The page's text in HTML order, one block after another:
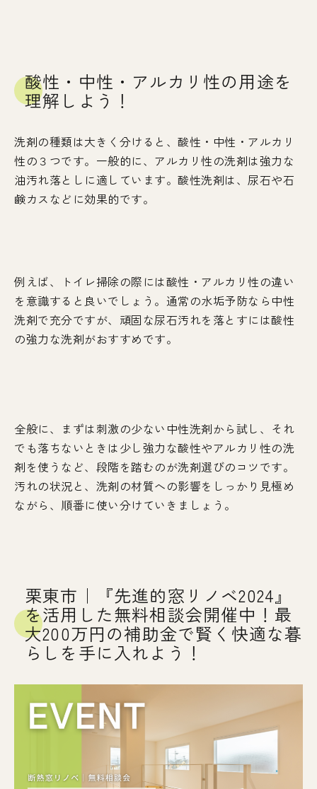
酸性・中性・アルカリ性の用途を
理解しよう！
洗剤の種類は大きく分けると、酸性・中性・アルカリ
性の３つです。一般的に、アルカリ性の洗剤は強力な
油汚れ落としに適しています。酸性洗剤は、尿石や石
鹸カスなどに効果的です。
例えば、トイレ掃除の際には酸性・アルカリ性の違い
を意識すると良いでしょう。通常の水垢予防なら中性
洗剤で充分ですが、頑固な尿石汚れを落とすには酸性
の強力な洗剤がおすすめです。
全般に、まずは刺激の少ない中性洗剤から試し、それ
でも落ちないときは少し強力な酸性やアルカリ性の洗
剤を使うなど、段階を踏むのが洗剤選びのコツです。
汚れの状況と、洗剤の材質への影響をしっかり見極め
ながら、順番に使い分けていきましょう。
栗東市｜『先進的窓リノベ2024』
を活用した無料相談会開催中！最
大200万円の補助金で賢く快適な暮
らしを手に入れよう！